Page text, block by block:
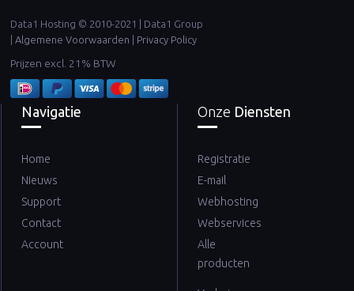
Data1 Hosting © 2010-2021 | Data1 Group
Algemene Voorwaarden Privacy Policy
Prijzen excl. 21% BTW
Navigatie
Home
Nieuws
Support
Contact
Account
Onze Diensten
Registratie
E-mail
Webhosting
Webservices
Alle
producten